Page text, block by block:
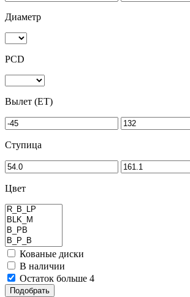
Диаметр
PCD
Вылет (ET)
Ступица
Цвет
Кованые диски
В наличии
Остаток больше 4
Подобрать